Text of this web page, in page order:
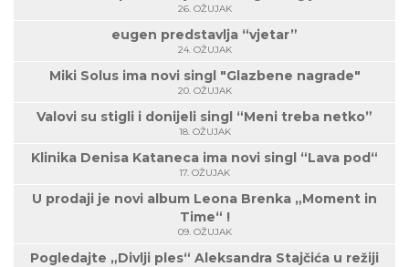
26. OŽUJAK
eugen predstavlja “vjetar”
24. OŽUJAK
Miki Solus ima novi singl "Glazbene nagrade"
20. OŽUJAK
Valovi su stigli i donijeli singl “Meni treba netko”
18. OŽUJAK
Klinika Denisa Kataneca ima novi singl “Lava pod“
17. OŽUJAK
U prodaji je novi album Leona Brenka „Moment in
Time“ !
09. OŽUJAK
Pogledajte „Divlji ples“ Aleksandra Stajčića u režiji